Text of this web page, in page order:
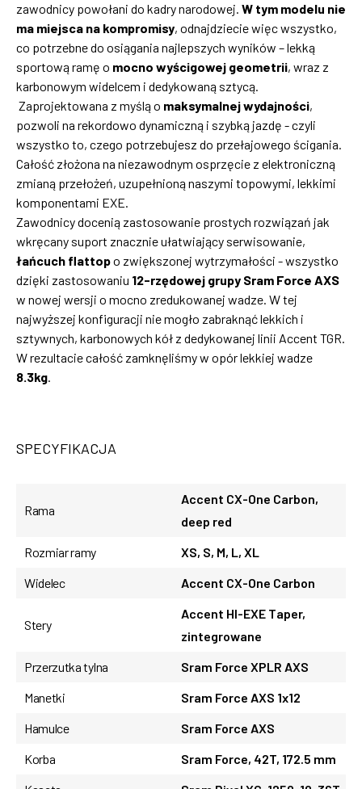
zawodnicy powołani do kadry narodowej. W tym modelu nie
ma miejsca na kompromisy, odnajdziecie więc wszystko,
co potrzebne do osiągania najlepszych wyników – lekką
sportową ramę o mocno wyścigowej geometrii, wraz z
karbonowym widelcem i dedykowaną sztycą.
Zaprojektowana z myślą o maksymalnej wydajności,
pozwoli na rekordowo dynamiczną i szybką jazdę - czyli
wszystko to, czego potrzebujesz do przełajowego ścigania.
Całość złożona na niezawodnym osprzęcie z elektroniczną
zmianą przełożeń, uzupełnioną naszymi topowymi, lekkimi
komponentami EXE.
Zawodnicy docenią zastosowanie prostych rozwiązań jak
wkręcany suport znacznie ułatwiający serwisowanie,
łańcuch flattopo zwiększonej wytrzymałości - wszystko
dzięki zastosowaniu 12-rzędowej grupy Sram Force AXS
w nowej wersji o mocno zredukowanej wadze. W tej
najwyższej konfiguracji nie mogło zabraknąć lekkich i
sztywnych, karbonowych kół z dedykowanej linii Accent TGR.
W rezultacie całość zamknęliśmy w opór lekkiej wadze
8.3kg.
SPECYFIKACJA
Rama
Accent CX-One Carbon,
deep red
Rozmiar ramy
XS, S, M, L, XL
Widelec
Accent CX-One Carbon
Stery
Accent HI-EXE Taper,
zintegrowane
Przerzutka tylna
Sram Force XPLR AXS
Manetki
Sram Force AXS 1x12
Hamulce
Sram Force AXS
Korba
Sram Force, 42T, 172.5 mm